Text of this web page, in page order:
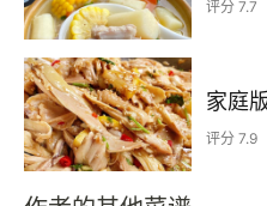
评分 7.7
家庭
评分 7.9